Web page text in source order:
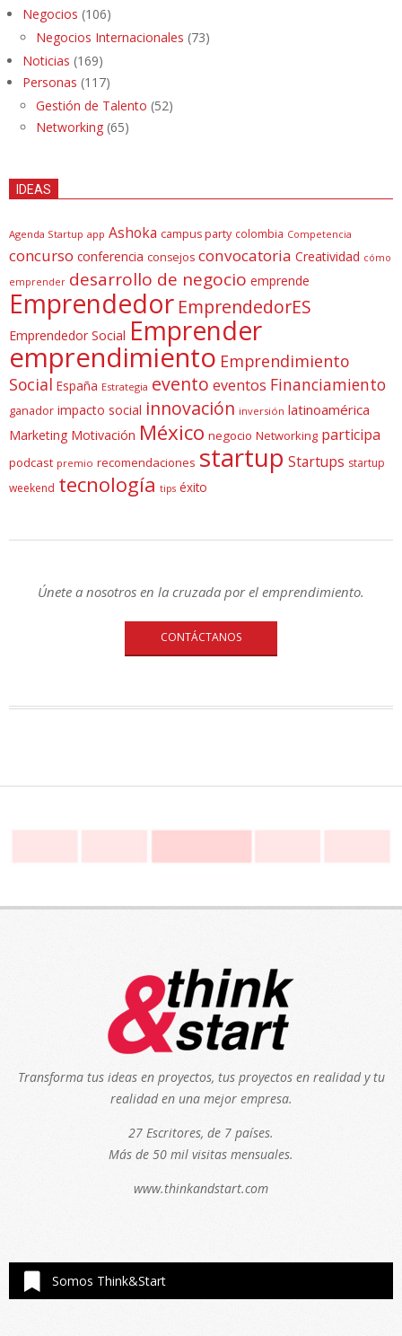
Negocios (106)
Negocios Internacionales (73)
Noticias (169)
Personas (117)
Gestión de Talento (52)
Networking (65)
IDEAS
Agenda Startup app Ashoka campus party colombia Competencia
concurso conferencia consejos convocatoria Creatividad cómo
emprender desarrollo de negocio emprende
Emprendedor EmprendedorES
Emprendedor Social Emprender
emprendimiento Emprendimiento
Social España Estrategia evento eventos Financiamiento
ganador impacto social innovación inversión latinoamérica
Marketing Motivación México negocio Networking participa
podcast premio recomendaciones startup Startups startup
weekend tecnología tips éxito
Únete a nosotros en la cruzada por el emprendimiento.
CONTÁCTANOS
Transforma tus ideas en proyectos, tus proyectos en realidad y tu
realidad en una mejor empresa.
27 Escritores, de 7 países.
Más de 50 mil visitas mensuales.
www.thinkandstart.com
Somos Think&Start